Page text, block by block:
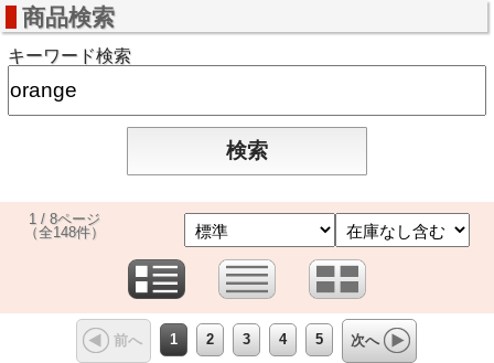
商品検索
キーワード検索
1 / 8ページ
（全148件）
前へ 1 2 3 4 5 次へ